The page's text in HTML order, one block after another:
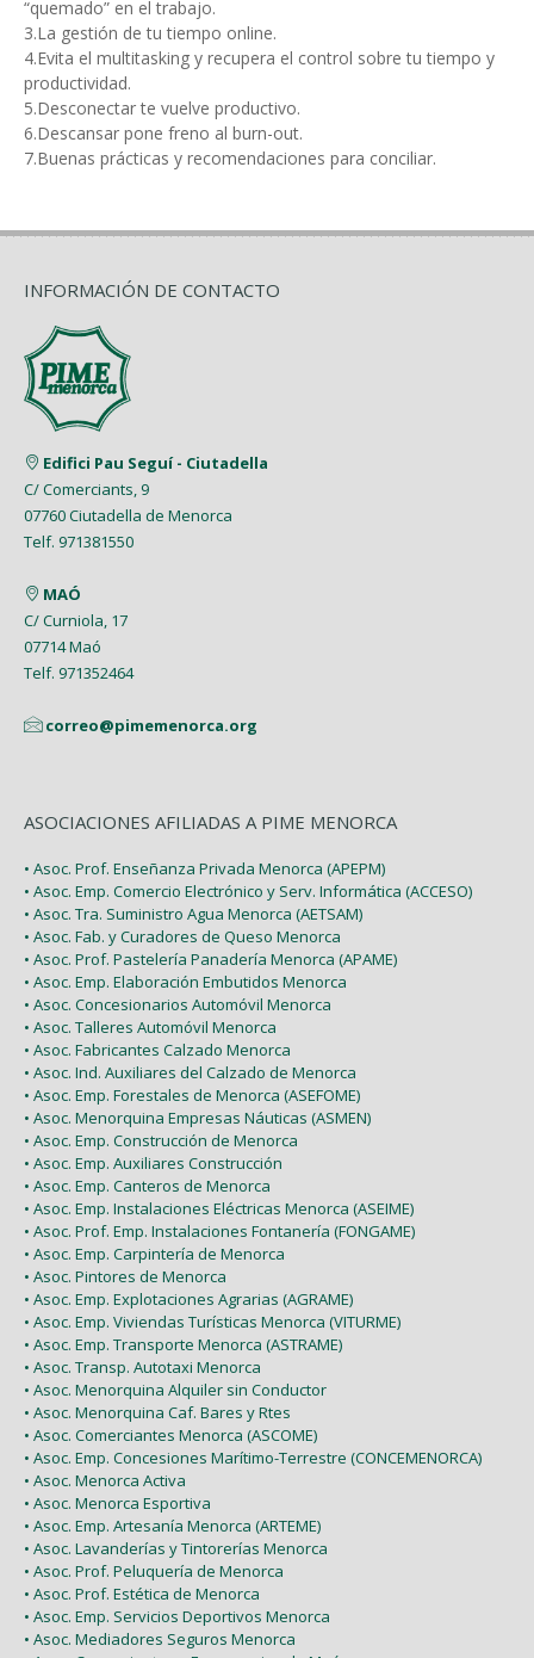
“quemado” en el trabajo.
3.La gestión de tu tiempo online.
4.Evita el multitasking y recupera el control sobre tu tiempo y
productividad.
5.Desconectar te vuelve productivo.
6.Descansar pone freno al burn-out.
7.Buenas prácticas y recomendaciones para conciliar.
INFORMACIÓN DE CONTACTO
Edifici Pau Seguí - Ciutadella
C/ Comerciants, 9
07760 Ciutadella de Menorca
Telf. 971381550
MAÓ
C/ Curniola, 17
07714 Maó
Telf. 971352464
correo@pimemenorca.org
ASOCIACIONES AFILIADAS A PIME MENORCA
• Asoc. Prof. Enseñanza Privada Menorca (APEPM)
• Asoc. Emp. Comercio Electrónico y Serv. Informática (ACCESO)
• Asoc. Tra. Suministro Agua Menorca (AETSAM)
• Asoc. Fab. y Curadores de Queso Menorca
• Asoc. Prof. Pastelería Panadería Menorca (APAME)
• Asoc. Emp. Elaboración Embutidos Menorca
• Asoc. Concesionarios Automóvil Menorca
• Asoc. Talleres Automóvil Menorca
• Asoc. Fabricantes Calzado Menorca
• Asoc. Ind. Auxiliares del Calzado de Menorca
• Asoc. Emp. Forestales de Menorca (ASEFOME)
• Asoc. Menorquina Empresas Náuticas (ASMEN)
• Asoc. Emp. Construcción de Menorca
• Asoc. Emp. Auxiliares Construcción
• Asoc. Emp. Canteros de Menorca
• Asoc. Emp. Instalaciones Eléctricas Menorca (ASEIME)
• Asoc. Prof. Emp. Instalaciones Fontanería (FONGAME)
• Asoc. Emp. Carpintería de Menorca
• Asoc. Pintores de Menorca
• Asoc. Emp. Explotaciones Agrarias (AGRAME)
• Asoc. Emp. Viviendas Turísticas Menorca (VITURME)
• Asoc. Emp. Transporte Menorca (ASTRAME)
• Asoc. Transp. Autotaxi Menorca
• Asoc. Menorquina Alquiler sin Conductor
• Asoc. Menorquina Caf. Bares y Rtes
• Asoc. Comerciantes Menorca (ASCOME)
• Asoc. Emp. Concesiones Marítimo-Terrestre (CONCEMENORCA)
• Asoc. Menorca Activa
• Asoc. Menorca Esportiva
• Asoc. Emp. Artesanía Menorca (ARTEME)
• Asoc. Lavanderías y Tintorerías Menorca
• Asoc. Prof. Peluquería de Menorca
• Asoc. Prof. Estética de Menorca
• Asoc. Emp. Servicios Deportivos Menorca
• Asoc. Mediadores Seguros Menorca